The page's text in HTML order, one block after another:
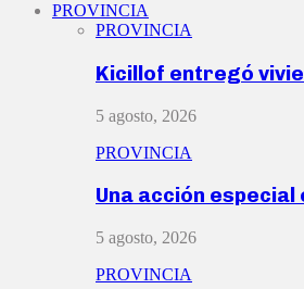
PROVINCIA
PROVINCIA
Kicillof entregó
5 agosto, 2026
PROVINCIA
Una acción
5 agosto, 2026
PROVINCIA